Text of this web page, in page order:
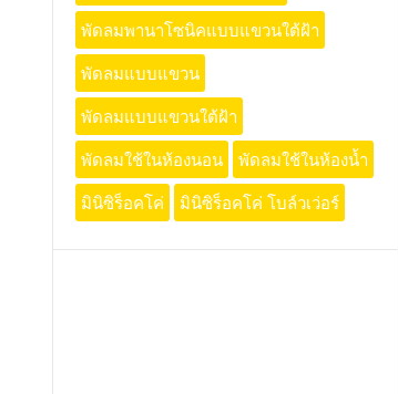
พัดลมพานาโซนิคแบบแขวนใต้ฝ้า
พัดลมแบบแขวน
พัดลมแบบแขวนใต้ฝ้า
พัดลมใช้ในห้องนอน
พัดลมใช้ในห้องน้ำ
มินิซิร็อคโค่
มินิซิร็อคโค่ โบล์วเว่อร์